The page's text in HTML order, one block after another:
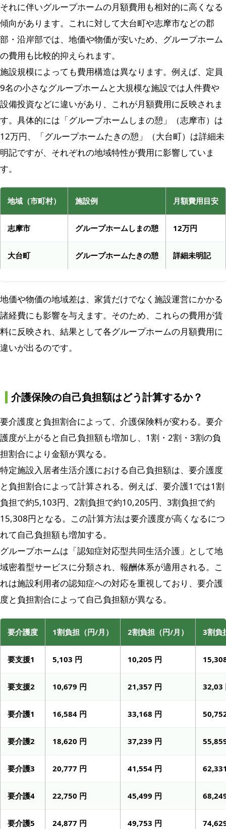
それに伴いグループホームの月額費用も相対的に高くなる
傾向があります。これに対して大台町や志摩市などの郡
部・沿岸部では、地価や物価が安いため、グループホーム
の費用も比較的抑えられます。
施設規模によっても費用構造は異なります。例えば、定員
9名の小さなグループホームと大規模な施設では人件費や
設備投資などに違いがあり、これが月額費用に反映されま
す。具体的には「グループホームしまの憩」（志摩市）は
12万円、「グループホームたきの憩」（大台町）は詳細未
明記ですが、それぞれの地域特性が費用に影響していま
す。
地域（市町村） 施設例 月額費用目安
志摩市 グループホームしまの憩 12万円
大台町 グループホームたきの憩 詳細未明記
地価や物価の地域差は、家賃だけでなく施設運営にかかる
諸経費にも影響を与えます。そのため、これらの費用が賃
料に反映され、結果として各グループホームの月額費用に
違いが出るのです。
介護保険の自己負担額はどう計算するか？
要介護度と負担割合によって、介護保険料が変わる。要介
護度が上がると自己負担額も増加し、1割・2割・3割の負
担割合により金額が異なる。
特定施設入居者生活介護における自己負担額は、要介護度
と負担割合によって計算される。例えば、要介護1では1割
負担で約5,103円、2割負担で約10,205円、3割負担で約
15,308円となる。この計算方法は要介護度が高くなるにつ
れて自己負担額も増加する。
グループホームは「認知症対応型共同生活介護」として地
域密着型サービスに分類され、報酬体系が適用される。こ
れは施設利用者の認知症への対応を重視しており、要介護
度と負担割合によって自己負担額が異なる。
要介護度 1割負担（円/月） 2割負担（円/月） 3割負
要支援1 5,103 円 10,205 円
要支援2 10,679 円 21,357 円 32,03
要介護1 16,584 円 33,168 円
要介護2 18,620 円 37,239 円
要介護3 20,777 円 41,554 円
要介護4 22,750 円 45,499 円
要介護5 24,877 円 49,753 円